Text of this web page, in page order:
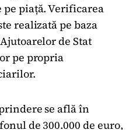
piață. Verificarea
realizată pe baza
de Stat
pe propria
se află în
de 300.000 de euro,